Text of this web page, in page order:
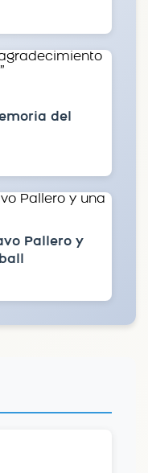
del
Pallero y